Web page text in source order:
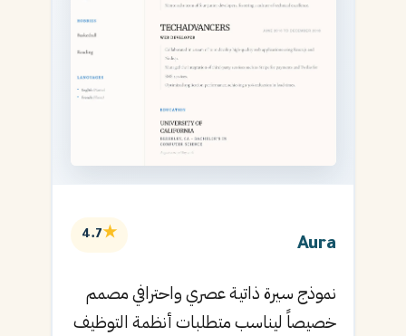
Aura
★
4.7
نموذج سيرة ذاتية عصري واحترافي مصمم
خصيصاً ليناسب متطلبات أنظمة التوظيف